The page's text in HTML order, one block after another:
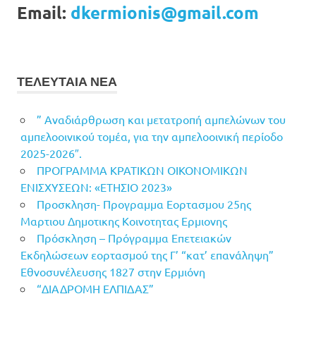
Email: dkermionis@gmail.com
ΤΕΛΕΥΤΑΙΑ ΝΕΑ
” Αναδιάρθρωση και μετατροπή αμπελώνων του
αμπελοοινικού τομέα, για την αμπελοοινική περίοδο
2025-2026″.
ΠΡΟΓΡΑΜΜΑ ΚΡΑΤΙΚΩΝ ΟΙΚΟΝΟΜΙΚΩΝ
ΕΝΙΣΧΥΣΕΩΝ: «ΕΤΗΣΙΟ 2023»
Προσκληση- Προγραμμα Εορτασμου 25ης
Μαρτιου Δημοτικης Κοινοτητας Ερμιονης
Πρόσκληση – Πρόγραμμα Επετειακών
Εκδηλώσεων εορτασμού της Γ’ “κατ’ επανάληψη”
Εθνοσυνέλευσης 1827 στην Ερμιόνη
“ΔΙΑΔΡΟΜΗ ΕΛΠΙΔΑΣ”